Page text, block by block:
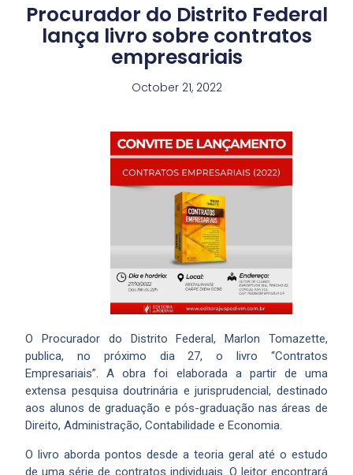
Procurador do Distrito Federal
lança livro sobre contratos
empresariais
October 21, 2022
O Procurador do Distrito Federal, Marlon Tomazette,
publica, no próximo dia 27, o livro “Contratos
Empresariais”. A obra foi elaborada a partir de uma
extensa pesquisa doutrinária e jurisprudencial, destinado
aos alunos de graduação e pós-graduação nas áreas de
Direito, Administração, Contabilidade e Economia.
O livro aborda pontos desde a teoria geral até o estudo
de uma série de contratos individuais. O leitor encontrará